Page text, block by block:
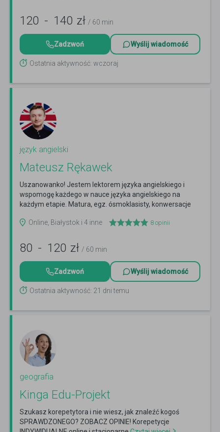
120 - 140 zł / 60 min
Zadzwoń Wyślij wiadomość
Ostatnia aktywność: wczoraj
język angielski
Mateusz Rękawek
Uszanowanko! Jestem lektorem języka angielskiego i
wspomogę każdego w nauce języka angielskiego na
każdym etapie. Matura, egz. ósmoklasisty, konwersacje
Online, Białystok i 4 inne
8 opinii
80 - 120 zł / 60 min
Zadzwoń Wyślij wiadomość
Ostatnia aktywność: 21 dni temu
geografia
Kinga Edu-Projekt
Szukasz korepetytora i nie wiesz, jak znaleźć kogoś
SPRAWDZONEGO? ZOBACZ OPINIE! Korepetycje